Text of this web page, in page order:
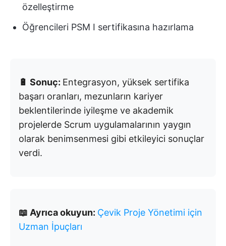
özelleştirme
Öğrencileri PSM I sertifikasına hazırlama
🔋 Sonuç: Entegrasyon, yüksek sertifika
başarı oranları, mezunların kariyer
beklentilerinde iyileşme ve akademik
projelerde Scrum uygulamalarının yaygın
olarak benimsenmesi gibi etkileyici sonuçlar
verdi.
📖 Ayrıca okuyun: Çevik Proje Yönetimi için
Uzman İpuçları